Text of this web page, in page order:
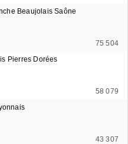
Beaujolais Saône
75 504
Pierres Dorées
58 079
43 307